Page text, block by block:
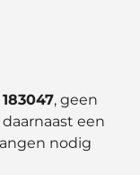
, geen
een
nodig